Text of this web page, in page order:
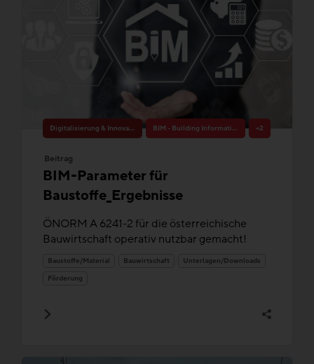
Digitalisierung & Innovation BIM - Building Information Modeling +2
Beitrag
BIM-Parameter für
Baustoffe_Ergebnisse
ÖNORM A 6241-2 für die österreichische
Bauwirtschaft operativ nutzbar gemacht!
Baustoffe/Material Bauwirtschaft
Unterlagen/Downloads
Förderung